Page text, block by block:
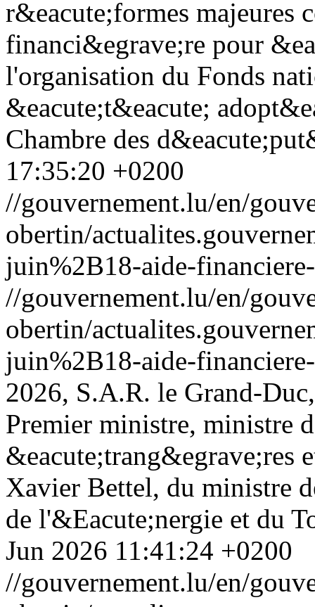
r&eacute;formes majeures
financi&egrave;re pour
l'organisation du Fonds
&eacute;t&eacute;
Chambre des
17:35:20 +0200
//gouvernement.lu/en/
obertin/
juin%2B18-aide-
//gouvernement.lu/en/
obertin/
juin%2B18-aide-
2026, S.A.R. le Grand-
Premier ministre, ministre
&eacute;trang&egrave;res
Xavier Bettel, du ministre
de l'&Eacute;nergie et du
Jun 2026 11:41:24 +0200
//gouvernement.lu/en/